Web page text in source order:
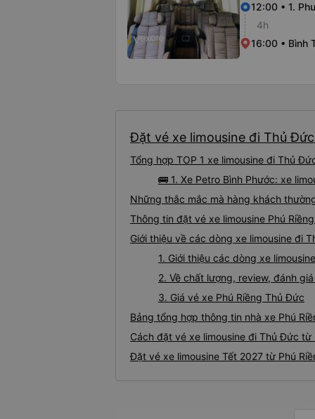
12:00 • 1.
4h
16:00 • Bình
Đặt vé xe limousine đi Thủ
Tổng hợp TOP 1 xe limousine đi Thủ
🚌 1. Xe Petro Bình Phước: xe
Những thắc mắc mà hàng khách
Thông tin đặt vé xe limousine Phú
Giới thiệu về các dòng xe limousine đi
1. Giới thiệu các dòng xe
2. Về chất lượng, review, đánh
3. Giá vé xe Phú Riềng Thủ Đức
Bảng tổng hợp thông tin nhà xe Phú
Cách đặt vé xe limousine đi Thủ Đức từ
Đặt vé xe limousine Tết 2027 từ Phú